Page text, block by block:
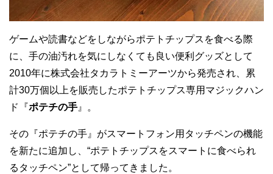
ゲームや読書などをしながらポテトチップスを食べる際
に、手の油汚れを気にしなくても良い便利グッズとして
2010年に株式会社タカラトミーアーツから発売され、累
計30万個以上を販売したポテトチップス専用マジックハン
ド『ポテチの手 』。
その『ポテチの手』がスマートフォン用タッチペンの機能
を新たに追加し、“ポテトチップスをスマートに食べられ
るタッチペン”として帰ってきました。